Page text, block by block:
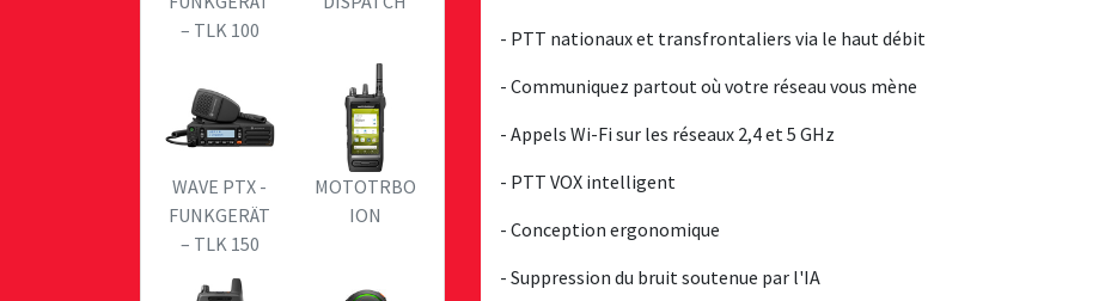
- PTT nationaux et transfrontaliers via le haut débit
- Communiquez partout où votre réseau vous mène
- Appels Wi-Fi sur les réseaux 2,4 et 5 GHz
- PTT VOX intelligent
- Conception ergonomique
- Suppression du bruit soutenue par l'IA
– TLK 100
WAVE PTX -
FUNKGERÄT
– TLK 150
MOTOTRBO
ION